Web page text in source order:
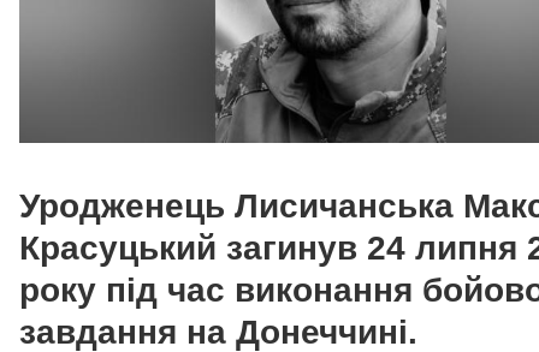
Уродженець Лисичанська
Красуцький загинув 24 липня
року під час виконання
завдання на Донеччині.